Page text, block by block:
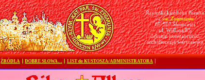
Rzymskokatolicka Parafia
pw.św. Zygmunta
05-507 Słomczyn
ul. Wiślana 85
dekanat konstanciński
archidiecezja warszawska
ŹRÓDŁA DOBRE SŁOWA… LIST do KUSTOSZA/ADMINISTRATORA